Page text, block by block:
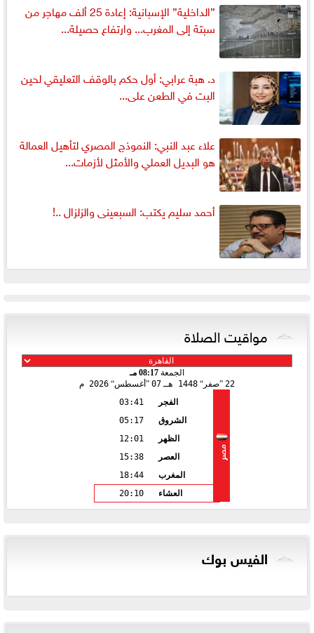
”الداخلية” الإسبانية: إعادة 25 ألف مهاجر من
سبتة إلى المغرب... وارتفاع حصيلة...
د. هبة عرابي: أول حكم بالوقف التعليقي لحين
البت في الطعن على...
علاء عبد النبي: النموذج المصري لتأهيل العمالة
هو البديل العملي والأمثل لأزمات...
أحمد سليم يكتب: السبعينى والزلزال ..!
مواقيت الصلاة
الجمعة 08:17 مـ
22 صفر 1448 هـ 07 أغسطس 2026 م
مصر
الفجر
03:41
الشروق
05:17
الظهر
12:01
العصر
15:38
المغرب
18:44
العشاء
20:10
الفيس بوك